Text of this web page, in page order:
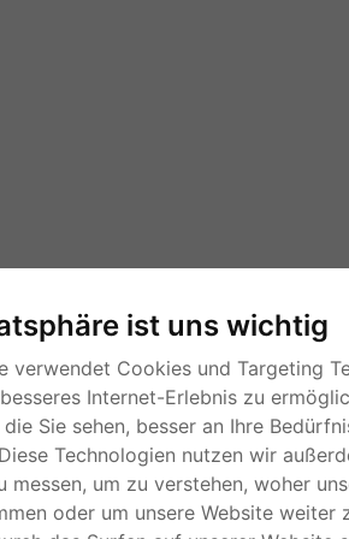
ist uns wichtig
verwendet Cookies und Targeting
Internet-Erlebnis zu
Sie sehen, besser an Ihre
Technologien nutzen wir
messen, um zu verstehen, woher
oder um unsere Website weiter
RSS-Feeds
Für Webmaster
Kleinanzeigen-